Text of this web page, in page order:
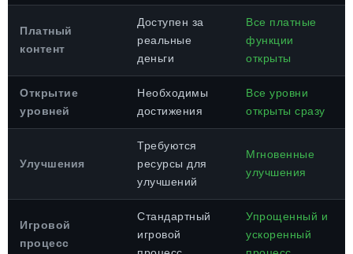
Платный
контент
Доступен за
реальные
деньги
Все платные
функции
открыты
Открытие
уровней
Необходимы
достижения
Все уровни
открыты сразу
Улучшения
Требуются
ресурсы для
улучшений
Мгновенные
улучшения
Игровой
процесс
Стандартный
игровой
Упрощенный и
ускоренный